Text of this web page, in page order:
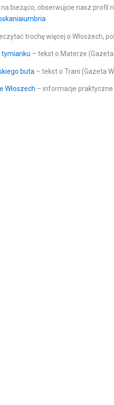
bieżąco, obserwujcie nasz profil
trochę więcej o Włoszech,
tymianku – tekst o Materze
buta – tekst o Trani (Gazeta
Włoszech – informacje praktyczne